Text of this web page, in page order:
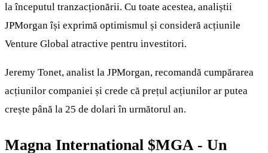
la începutul tranzacționării. Cu toate acestea, analiștii
JPMorgan își exprimă optimismul și consideră acțiunile
Venture Global atractive pentru investitori.
Jeremy Tonet, analist la JPMorgan, recomandă cumpărarea
acțiunilor companiei și crede că prețul acțiunilor ar putea
crește până la 25 de dolari în următorul an.
Magna International $MGA- Un